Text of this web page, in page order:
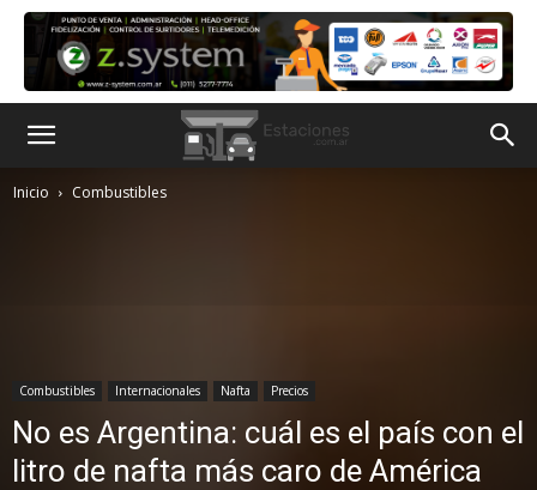
Inicio Combustibles
Combustibles Internacionales Nafta Precios
No es Argentina: cuál es el país con el
litro de nafta más caro de América